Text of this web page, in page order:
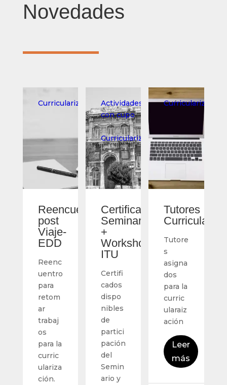
Novedades
Curricularización
Reencuentro
post
Viaje-
EDD
Reenc
uentro
para
retom
ar
trabaj
os
para la
curric
ulariza
ción.
Actividades
con cupo
,
Curricularización
Certificados
Seminario
+
Workshop
ITU
Certifi
cados
dispo
nibles
de
partici
pación
del
Semin
ario y
Curricularización
Tutores
Tutore
s
asigna
dos
para la
curric
ularaiz
ación
Leer
más